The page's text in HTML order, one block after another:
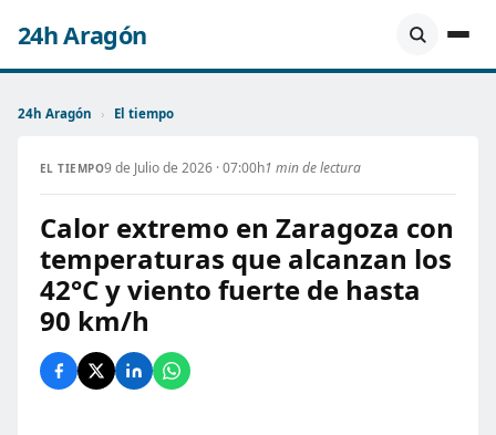
24h Aragón
24h Aragón › El tiempo
EL TIEMPO9 de Julio de 2026 · 07:00h1 min de lectura
Calor extremo en Zaragoza con
temperaturas que alcanzan los
42°C y viento fuerte de hasta
90 km/h